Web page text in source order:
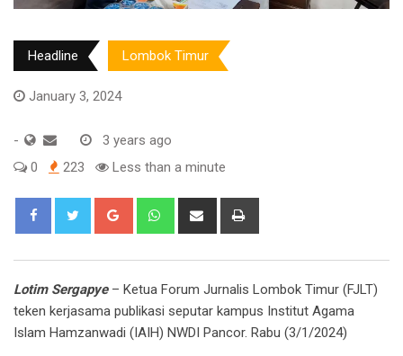
Headline Lombok Timur
January 3, 2024
-
3 years ago
0
223 Less than a minute
Google+ WhatsappShare
Lotim Sergapye– Ketua Forum Jurnalis Lombok Timur (FJLT)
teken kerjasama publikasi seputar kampus Institut Agama
Islam Hamzanwadi (IAIH) NWDI Pancor. Rabu (3/1/2024)